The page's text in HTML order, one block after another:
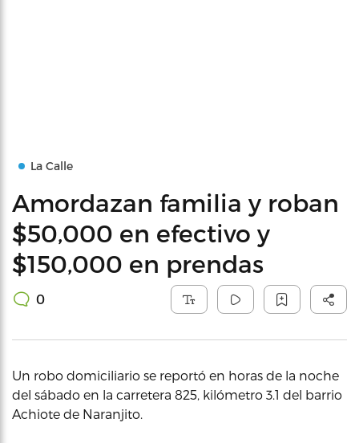
La Calle
Amordazan familia y roban
$50,000 en efectivo y
$150,000 en prendas
0
Un robo domiciliario se reportó en horas de la noche
del sábado en la carretera 825, kilómetro 3.1 del barrio
Achiote de Naranjito.